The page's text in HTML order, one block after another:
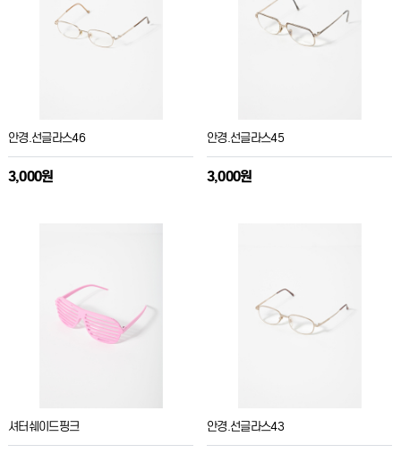
안경.선글라스46
3,000원
안경.선글라스45
3,000원
셔터쉐이드핑크 안경.선글라스43